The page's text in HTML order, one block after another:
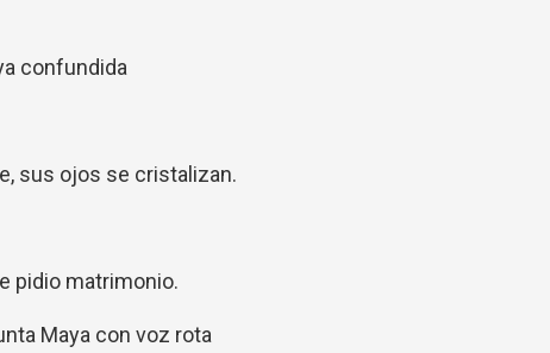
confundida
sus ojos se cristalizan.
pidio matrimonio.
Maya con voz rota